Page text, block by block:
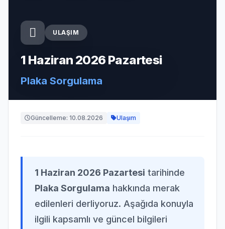
ULAŞIM
1 Haziran 2026 Pazartesi
Plaka Sorgulama
Güncelleme: 10.08.2026 Ulaşım
1 Haziran 2026 Pazartesi tarihinde
Plaka Sorgulama hakkında merak
edilenleri derliyoruz. Aşağıda konuyla
ilgili kapsamlı ve güncel bilgileri